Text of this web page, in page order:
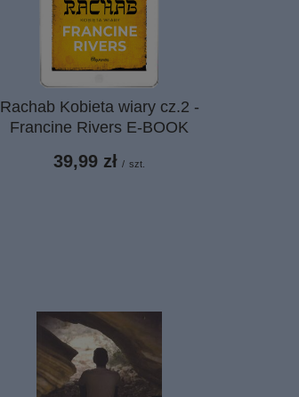
Rachab Kobieta wiary cz.2 -
Francine Rivers E-BOOK
39,99 zł / szt.